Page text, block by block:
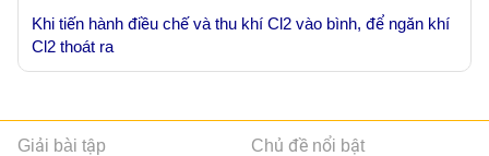
Khi tiến hành điều chế và thu khí Cl2 vào bình, để ngăn khí
Cl2 thoát ra
Giải bài tập Chủ đề nổi bật